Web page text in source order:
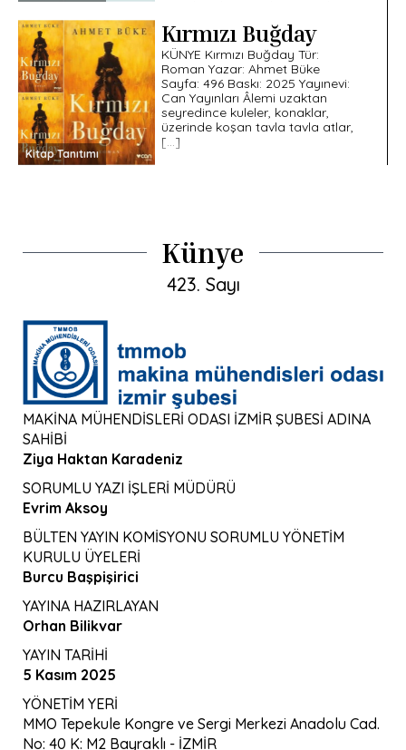
bu şahitlik dünyanın, […]
Kitap Tanıtımı
Kırmızı Buğday
KÜNYE Kırmızı Buğday Tür:
Roman Yazar: Ahmet Büke
Sayfa: 496 Baskı: 2025 Yayınevi:
Can Yayınları Âlemi uzaktan
seyredince kuleler, konaklar,
üzerinde koşan tavla tavla atlar,
[…]
Künye
423. Sayı
MAKİNA MÜHENDİSLERİ ODASI İZMİR ŞUBESİ ADINA
SAHİBİ
Ziya Haktan Karadeniz
SORUMLU YAZI İŞLERİ MÜDÜRÜ
Evrim Aksoy
BÜLTEN YAYIN KOMİSYONU SORUMLU YÖNETİM
KURULU ÜYELERİ
Burcu Başpişirici
YAYINA HAZIRLAYAN
Orhan Bilikvar
YAYIN TARİHİ
5 Kasım 2025
YÖNETİM YERİ
MMO Tepekule Kongre ve Sergi Merkezi Anadolu Cad.
No: 40 K: M2 Bayraklı - İZMİR